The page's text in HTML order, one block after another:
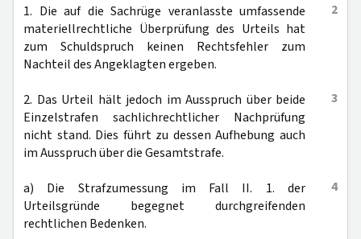
2
1. Die auf die Sachrüge veranlasste umfassende
materiellrechtliche Überprüfung des Urteils hat
zum Schuldspruch keinen Rechtsfehler zum
Nachteil des Angeklagten ergeben.
3
2. Das Urteil hält jedoch im Ausspruch über beide
Einzelstrafen sachlichrechtlicher Nachprüfung
nicht stand. Dies führt zu dessen Aufhebung auch
im Ausspruch über die Gesamtstrafe.
4
a) Die Strafzumessung im Fall II. 1. der
Urteilsgründe begegnet durchgreifenden
rechtlichen Bedenken.